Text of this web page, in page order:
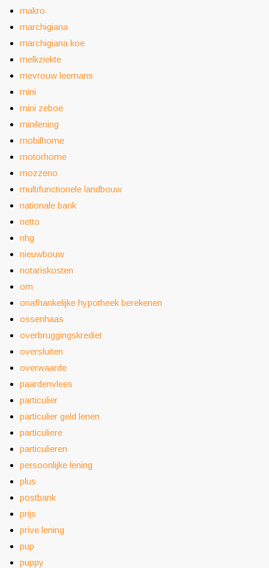
makro
marchigiana
marchigiana koe
melkziekte
mevrouw leemans
mini
mini zeboe
minilening
mobilhome
motorhome
mozzeno
multifunctionele landbouw
nationale bank
netto
nhg
nieuwbouw
notariskosten
om
onafhankelijke hypotheek berekenen
ossenhaas
overbruggingskrediet
oversluiten
overwaarde
paardenvlees
particulier
particulier geld lenen
particuliere
particulieren
persoonlijke lening
plus
postbank
prijs
prive lening
pup
puppy